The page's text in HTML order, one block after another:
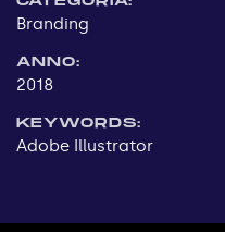
Branding
ANNO:
2018
KEYWORDS:
Adobe Illustrator